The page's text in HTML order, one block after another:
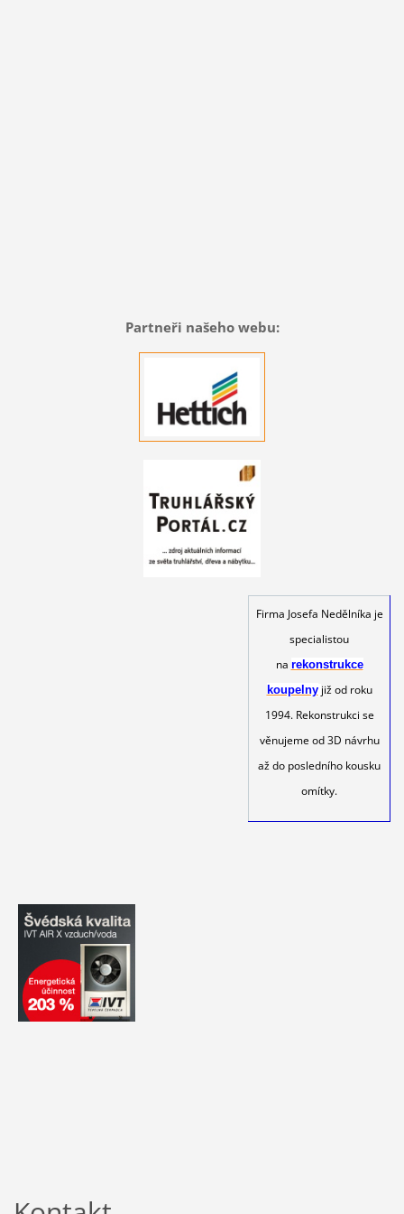
Partneři našeho webu:
Firma Josefa Nedělníka je
specialistou
na rekonstrukce
koupelny již od roku
1994. Rekonstrukci se
věnujeme od 3D návrhu
až do posledního kousku
omítky.